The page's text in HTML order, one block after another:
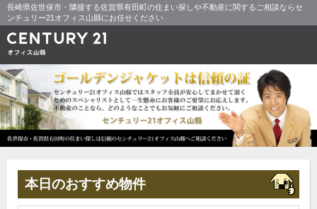
長崎県佐世保市・隣接する佐賀県有田町の住まい探しや不動産に関するご相談ならセ
ンチュリー21オフィス山縣にお任せください
本日のおすすめ物件